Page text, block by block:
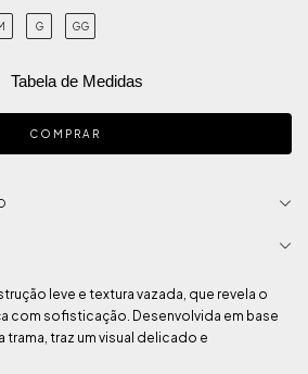
G GG
Tabela de Medidas
leve e textura vazada, que revela o
com sofisticação. Desenvolvida em base
traz um visual delicado e